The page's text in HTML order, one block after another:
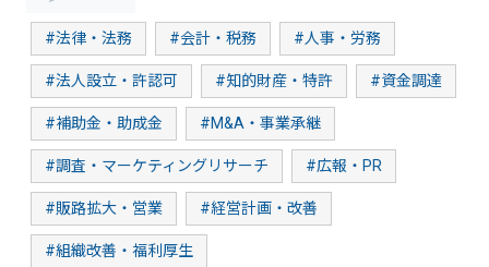
#法律・法務 #会計・税務 #人事・労務
#法人設立・許認可 #知的財産・特許 #資金調達
#補助金・助成金 #M&A・事業承継
#調査・マーケティングリサーチ #広報・PR
#販路拡大・営業 #経営計画・改善
#組織改善・福利厚生